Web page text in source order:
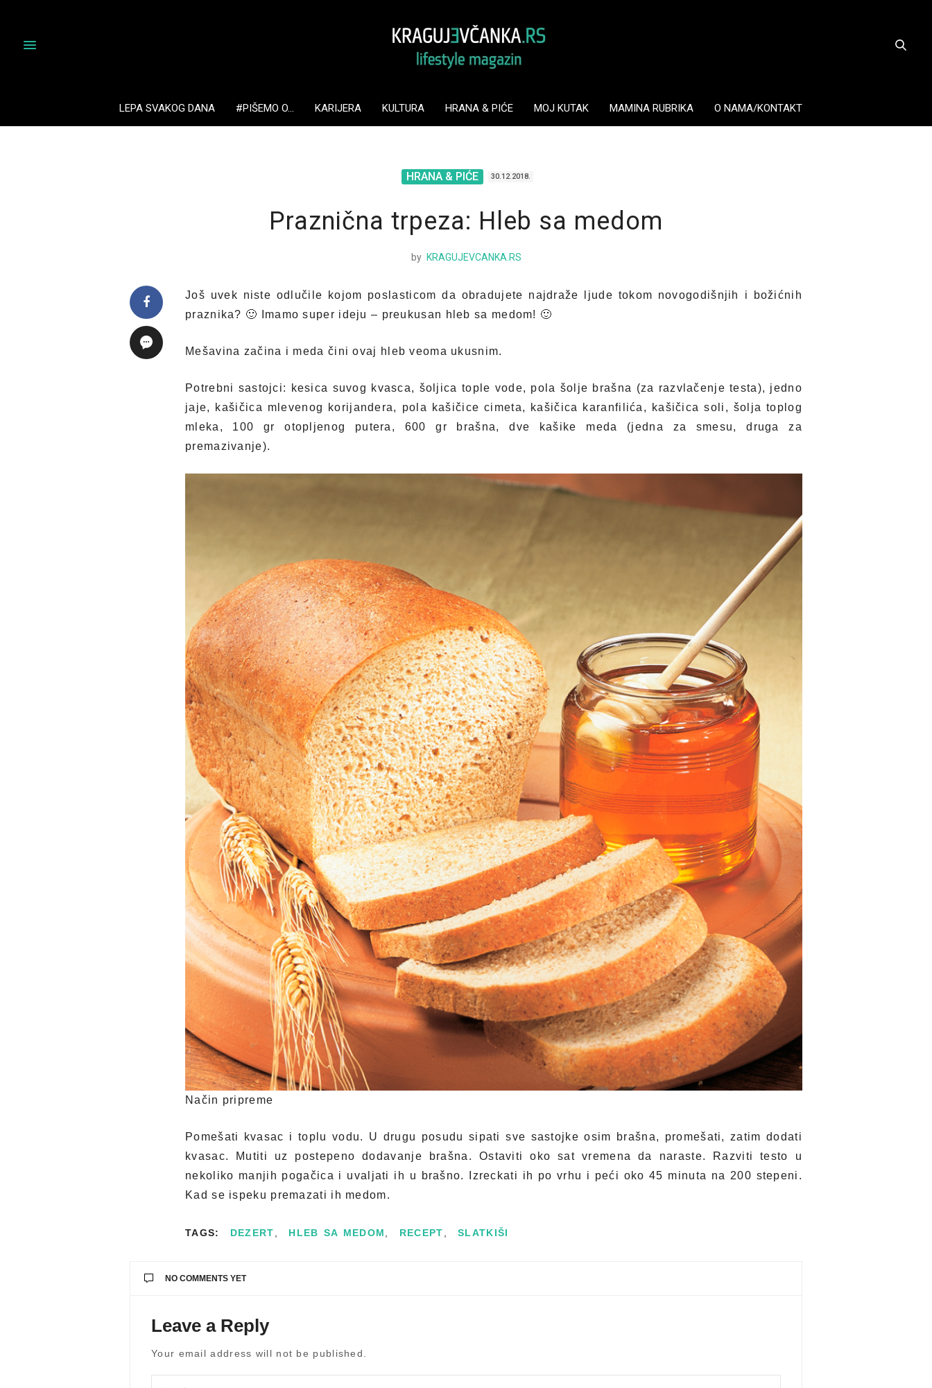
LEPA SVAKOG DANA #PIŠEMO O… KARIJERA KULTURA HRANA & PIĆE MOJ KUTAK MAMINA RUBRIKA O NAMA/KONTAKT
HRANA & PIĆE 30.12.2018.
Praznična trpeza: Hleb sa medom
by KRAGUJEVCANKA.RS
Još uvek niste odlučile kojom poslasticom da obradujete najdraže ljude tokom novogodišnjih i božićnih
praznika? 🙂 Imamo super ideju – preukusan hleb sa medom! 🙂
Mešavina začina i meda čini ovaj hleb veoma ukusnim.
Potrebni sastojci: kesica suvog kvasca, šoljica tople vode, pola šolje brašna (za razvlačenje testa), jedno
jaje, kašičica mlevenog korijandera, pola kašičice cimeta, kašičica karanfilića, kašičica soli, šolja toplog
mleka, 100 gr otopljenog putera, 600 gr brašna, dve kašike meda (jedna za smesu, druga za
premazivanje).
Način pripreme
Pomešati kvasac i toplu vodu. U drugu posudu sipati sve sastojke osim brašna, promešati, zatim dodati
kvasac. Mutiti uz postepeno dodavanje brašna. Ostaviti oko sat vremena da naraste. Razviti testo u
nekoliko manjih pogačica i uvaljati ih u brašno. Izreckati ih po vrhu i peći oko 45 minuta na 200 stepeni.
Kad se ispeku premazati ih medom.
TAGS: DEZERT HLEB SA MEDOM RECEPT SLATKIŠI
NO COMMENTS YET
Leave a Reply
Your email address will not be published.